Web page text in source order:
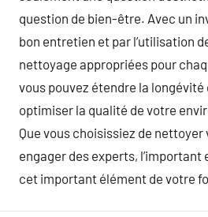
question de bien-être. Avec un
bon entretien et par l’utilisation
nettoyage appropriées pour
vous pouvez étendre la
optimiser la qualité de votre
Que vous choisissiez de nettoyer
engager des experts, l’important
cet important élément de votre